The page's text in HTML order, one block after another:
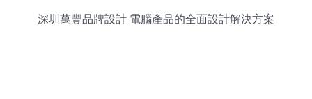
深圳萬豐品牌設計 電腦產品的全面設計解決方案